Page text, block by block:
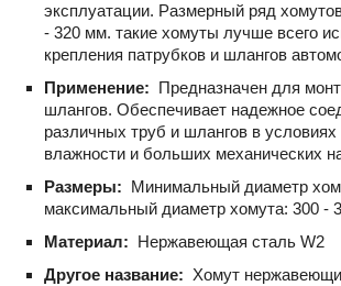
эксплуатации. Размерный ряд
- 320 мм. такие хомуты лучше всего
крепления патрубков и шлангов
Применение: Предназначен для
шлангов. Обеспечивает надежное
различных труб и шлангов в
влажности и больших механических
Размеры: Минимальный диаметр
максимальный диаметр хомута: 300 -
Материал: Нержавеющая сталь W2
Другое название: Хомут